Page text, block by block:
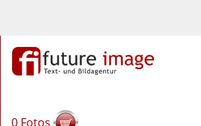
0 Fotos